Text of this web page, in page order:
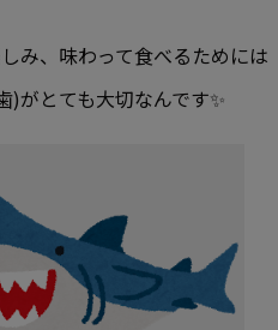
み、味わって食べるためには
)がとても大切なんです✨